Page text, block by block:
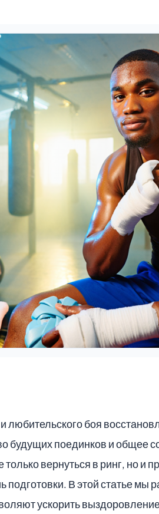
боя
будущих поединков и общее
только вернуться в ринг, но и
подготовки. В этой статье
ускорить